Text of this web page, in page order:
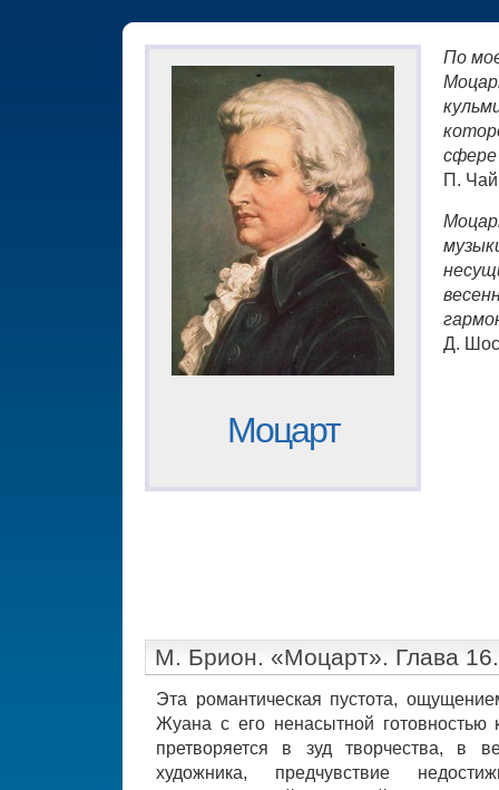
Моцарт
По
П.
Д.
М. Брион. «Моцарт». Глава
Эта романтическая пустота,
Жуана с его ненасытной
претворяется в зуд творчества, в
художника, предчувствие